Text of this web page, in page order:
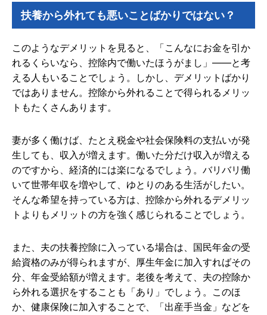
扶養から外れても悪いことばかりではない？
このようなデメリットを見ると、「こんなにお金を引か
れるくらいなら、控除内で働いたほうがまし」――と考
える人もいることでしょう。しかし、デメリットばかり
ではありません。控除から外れることで得られるメリッ
トもたくさんあります。
妻が多く働けば、たとえ税金や社会保険料の支払いが発
生しても、収入が増えます。働いた分だけ収入が増える
のですから、経済的には楽になるでしょう。バリバリ働
いて世帯年収を増やして、ゆとりのある生活がしたい。
そんな希望を持っている方は、控除から外れるデメリッ
トよりもメリットの方を強く感じられることでしょう。
また、夫の扶養控除に入っている場合は、国民年金の受
給資格のみが得られますが、厚生年金に加入すればその
分、年金受給額が増えます。老後を考えて、夫の控除か
ら外れる選択をすることも「あり」でしょう。このほ
か、健康保険に加入することで、「出産手当金」などを